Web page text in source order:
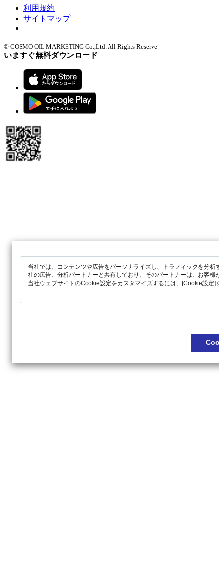
利用規約
サイトマップ
© COSMO OIL MARKETING Co.,Ltd. All Rights Reserve
いますぐ無料ダウンロード
当社では、コンテンツや広告をパーソナライズし、トラフィックを分
社の広告、分析パートナーと共有しており、そのパートナーは、お客
当社ウェブサイトのCookie設定をカスタマイズするには、[Cookie設定]